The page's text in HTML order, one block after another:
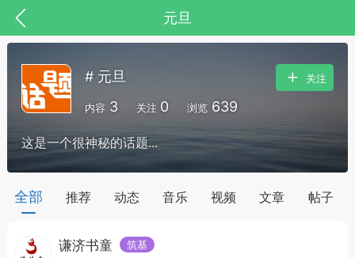
元旦
节气气象
# 元旦
内容 3 关注 0 浏览 639
关注
这是一个很神秘的话题...
全部 推荐 动态 音乐 视频 文章 帖子
谦济书童
筑基